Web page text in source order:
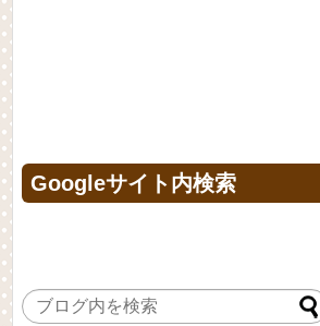
Googleサイト内検索